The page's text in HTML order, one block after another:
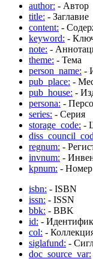
author: - Автор
title: - Заглавие
content: -
keyword: -
note: -
theme: - Тема
person_name: -
pub_place: -
pub_house: -
persona: -
series: - Серия
storage_code: -
regnum: -
invnum: -
kpnum: - Номер
isbn: - ISBN
issn: - ISSN
bbk: - BBK
id: -
col: -
siglafund: -
doc_source_var: